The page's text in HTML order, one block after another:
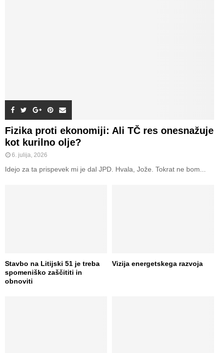
Fizika proti ekonomiji: Ali TČ res onesnažuje
kot kurilno olje?
6. julija, 2026
Idejo za ta prispevek mi je dal JPD. Hvala, Jože. Tokrat ne bom...
Stavbo na Litijski 51 je treba
spomeniško zaščititi in
obnoviti
Vizija energetskega razvoja